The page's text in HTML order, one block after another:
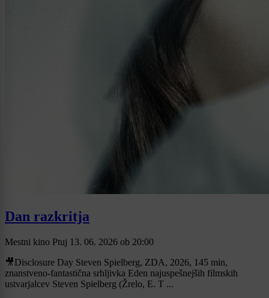
Dan razkritja
Mestni kino Ptuj 13. 06. 2026 ob 20:00
🎥Disclosure Day Steven Spielberg, ZDA, 2026, 145 min,
znanstveno-fantastična srhljivka Eden najuspešnejših filmskih
ustvarjalcev Steven Spielberg (Žrelo, E. T ...